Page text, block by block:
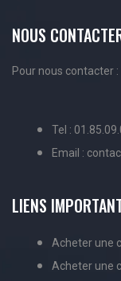
NOUS
Pour nous contacter
Tel :
Email :
LIENS
Acheter une
Acheter une